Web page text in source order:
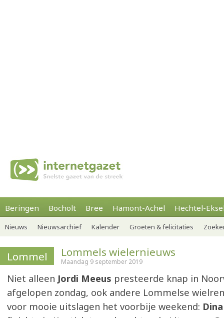
Beringen Bocholt Bree Hamont-Achel Hechtel-
Nieuws Nieuwsarchief Kalender Groeten & felicitaties
Lommel Lommels wielernieuws
Maandag 9 september 2019
Niet alleen Jordi Meeus presteerde knap in
afgelopen zondag, ook andere Lommelse
voor mooie uitslagen het voorbije weekend: